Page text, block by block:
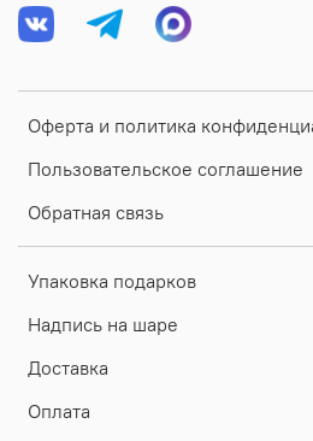
Оферта и политика
Пользовательское соглашение
Обратная связь
Упаковка подарков
Надпись на шаре
Доставка
Оплата